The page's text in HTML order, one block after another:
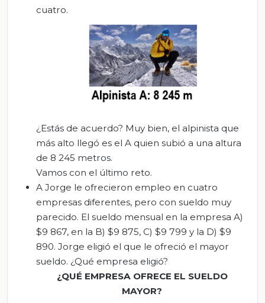
cuatro.
¿Estás de acuerdo? Muy bien, el alpinista que
más alto llegó es el A quien subió a una altura
de 8 245 metros.
Vamos con el último reto.
A Jorge le ofrecieron empleo en cuatro
empresas diferentes, pero con sueldo muy
parecido. El sueldo mensual en la empresa A)
$9 867, en la B) $9 875, C) $9 799 y la D) $9
890. Jorge eligió el que le ofreció el mayor
sueldo. ¿Qué empresa eligió?
¿QUÉ EMPRESA OFRECE EL SUELDO
MAYOR?